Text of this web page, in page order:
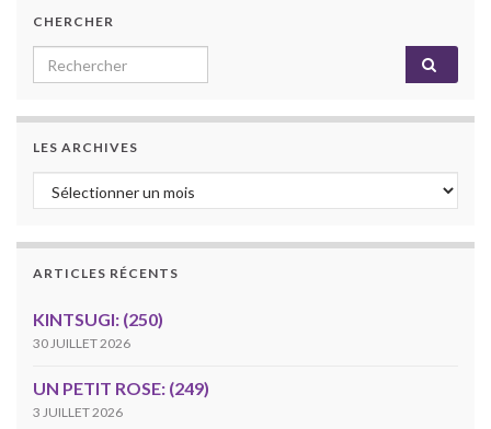
CHERCHER
Search for:
LES ARCHIVES
Les archives
ARTICLES RÉCENTS
KINTSUGI: (250)
30 JUILLET 2026
UN PETIT ROSE: (249)
3 JUILLET 2026